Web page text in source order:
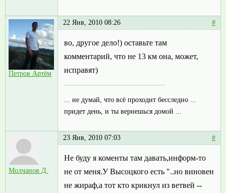
Петров Артём
22 Янв, 2010 08:26 #
во, другое дело!) оставьте там
комментарий, что не 13 км она, может,
исправят)
... не думай, что всё проходит бесследно ...
придет день, и ты вернешься домой ...
Молчанов Д.
23 Янв, 2010 07:03 #
Не буду я коменты там давать,информ-то
не от меня.У Высоцкого есть "..но виновен
не жираф,а тот кто крикнул из ветвей --